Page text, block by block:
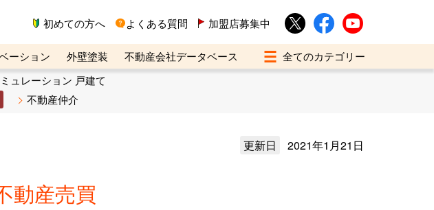
初めての方へ よくある質問 加盟店募集中
ーション 外壁塗装
不動産会社データベース
産売却ご相談デスク
ュレーション 戸建て
不動産仲介
更新日 2021年1月21日
動産売買